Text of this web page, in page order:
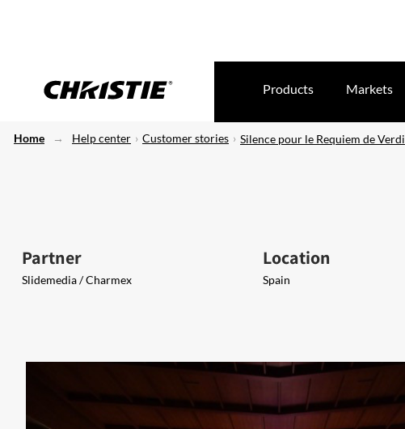
Products Markets
Home Help center Customer stories Silence pour le Requiem de Verdi
Partner
Slidemedia / Charmex
Location
Spain